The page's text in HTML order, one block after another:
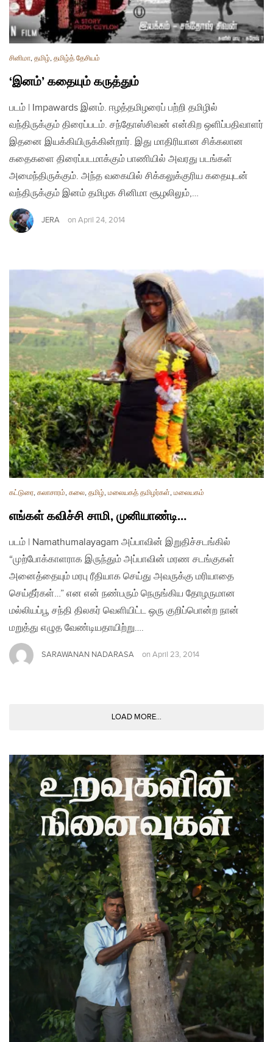
சினிமா, தமிழ், தமிழ்த் தேசியம்
‘இனம்’ கதையும் கருத்தும்
படம் | Impawards இனம். ஈழத்தமிழரைப் பற்றி தமிழில்
வந்திருக்கும் திரைப்படம். சந்தோஸ்சிவன் என்கிற ஒளிப்பதிவாளர்
இதனை இயக்கியிருக்கின்றார். இது மாதிரியான சிக்கலான
கதைகளை திரைப்படமாக்கும் பாணியில் அவரது படங்கள்
அமைந்திருக்கும். அந்த வகையில் சிக்கலுக்குரிய கதையுடன்
வந்திருக்கும் இனம் தமிழக சினிமா சூழலிலும்,…
JERA on April 24, 2014
கட்டுரை, கலாசாரம், கலை, தமிழ், மலையகத் தமிழர்கள், மலையகம்
எங்கள் கவிச்சி சாமி, முனியாண்டி…
படம் | Namathumalayagam அப்பாவின் இறுதிச்சடங்கில்
“முற்போக்காளராக இருந்தும் அப்பாவின் மரண சடங்குகள்
அனைத்தையும் மரபு ரீதியாக செய்து அவருக்கு மரியாதை
செய்தீர்கள்…” என என் நண்பரும் நெருங்கிய தோழருமான
மல்லியப்பூ சந்தி திலகர் வெளியிட்ட ஒரு குறிப்பொன்ற நான்
மறுத்து எழுத வேண்டியதாயிற்று….
SARAWANAN NADARASA on April 23, 2014
LOAD MORE...